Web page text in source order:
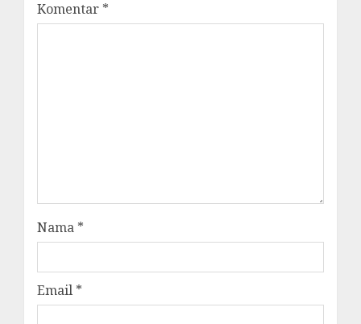
Komentar *
Nama *
Email *